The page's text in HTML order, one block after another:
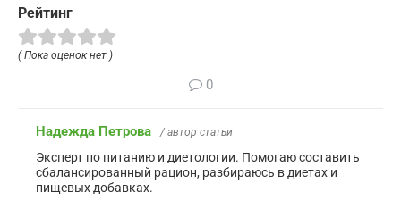
Рейтинг
( Пока оценок нет )
0
Надежда Петрова / автор статьи
Эксперт по питанию и диетологии. Помогаю составить
сбалансированный рацион, разбираюсь в диетах и
пищевых добавках.